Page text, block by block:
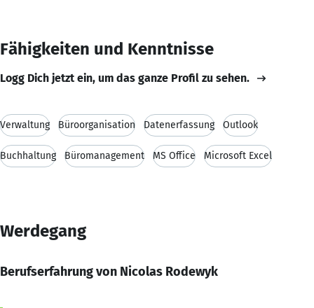
Fähigkeiten und Kenntnisse
Logg Dich jetzt ein, um das ganze Profil zu sehen.
Verwaltung Büroorganisation Datenerfassung Outlook
Buchhaltung Büromanagement MS Office Microsoft Excel
Werdegang
Berufserfahrung von Nicolas Rodewyk